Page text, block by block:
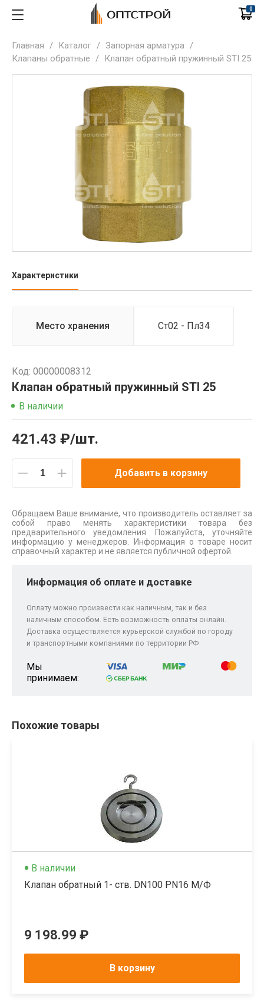
0
Главная / Каталог / Запорная арматура /
Клапаны обратные / Клапан обратный пружинный STI 25
Характеристики
Место хранения Ст02 - Пл34
Код: 00000008312
Клапан обратный пружинный STI 25
В наличии
421.43 ₽/шт.
Добавить в корзину
Обращаем Ваше внимание, что производитель оставляет за
собой право менять характеристики товара без
предварительного уведомления. Пожалуйста, уточняйте
информацию у менеджеров. Информация о товаре носит
справочный характер и не является публичной офертой.
Информация об оплате и доставке
Оплату можно произвести как наличным, так и без
наличным способом. Есть возможность оплаты онлайн.
Доставка осуществляется курьерской службой по городу
и транспортными компаниями по территории РФ
Мы
принимаем:
Похожие товары
В наличии
Клапан обратный 1- ств. DN100 PN16 М/Ф
9 198.99 ₽
В корзину